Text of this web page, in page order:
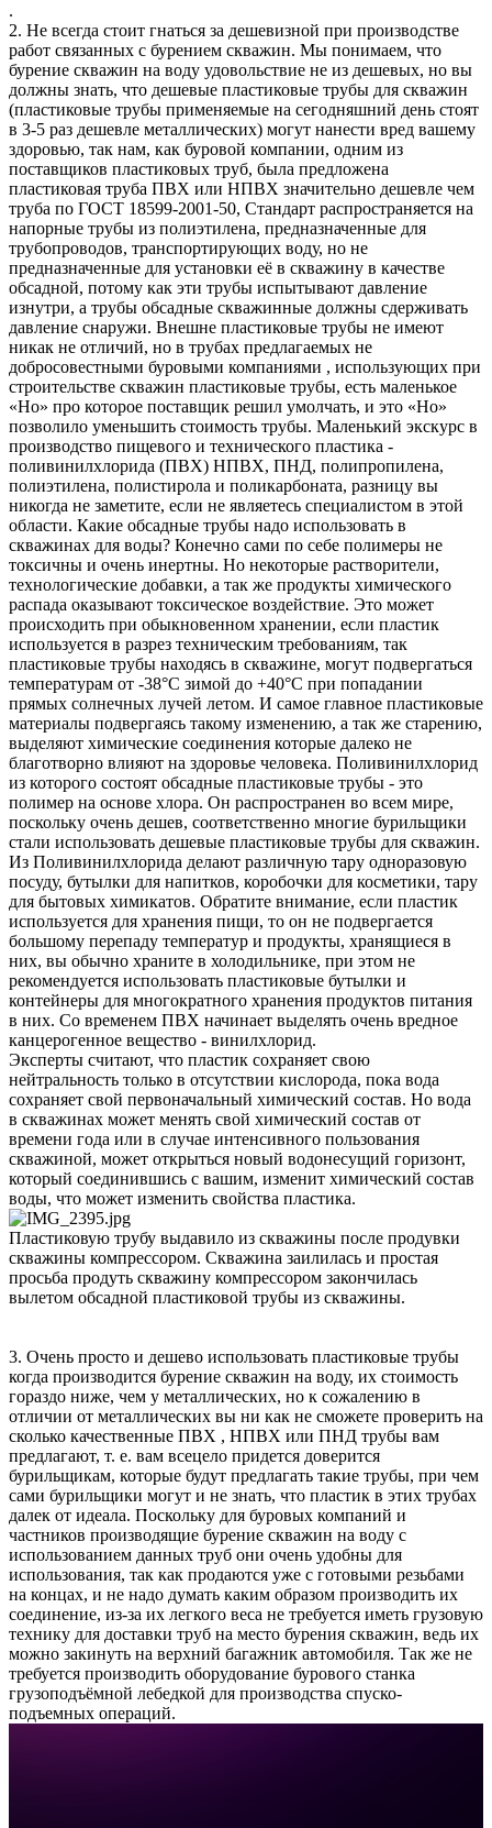
.
2. Не всегда стоит гнаться за дешевизной при производстве
работ связанных с бурением скважин. Мы понимаем, что
бурение скважин на воду удовольствие не из дешевых, но вы
должны знать, что дешевые пластиковые трубы для скважин
(пластиковые трубы применяемые на сегодняшний день стоят
в 3-5 раз дешевле металлических) могут нанести вред вашему
здоровью, так нам, как буровой компании, одним из
поставщиков пластиковых труб, была предложена
пластиковая труба ПВХ или НПВХ значительно дешевле чем
труба по ГОСТ 18599-2001-50, Стандарт распространяется на
напорные трубы из полиэтилена, предназначенные для
трубопроводов, транспортирующих воду, но не
предназначенные для установки её в скважину в качестве
обсадной, потому как эти трубы испытывают давление
изнутри, а трубы обсадные скважинные должны сдерживать
давление снаружи. Внешне пластиковые трубы не имеют
никак не отличий, но в трубах предлагаемых не
добросовестными буровыми компаниями , использующих при
строительстве скважин пластиковые трубы, есть маленькое
«Но» про которое поставщик решил умолчать, и это «Но»
позволило уменьшить стоимость трубы. Маленький экскурс в
производство пищевого и технического пластика -
поливинилхлорида (ПВХ) НПВХ, ПНД, полипропилена,
полиэтилена, полистирола и поликарбоната, разницу вы
никогда не заметите, если не являетесь специалистом в этой
области. Какие обсадные трубы надо использовать в
скважинах для воды? Конечно сами по себе полимеры не
токсичны и очень инертны. Но некоторые растворители,
технологические добавки, а так же продукты химического
распада оказывают токсическое воздействие. Это может
происходить при обыкновенном хранении, если пластик
используется в разрез техническим требованиям, так
пластиковые трубы находясь в скважине, могут подвергаться
температурам от -38°C зимой до +40°C при попадании
прямых солнечных лучей летом. И самое главное пластиковые
материалы подвергаясь такому изменению, а так же старению,
выделяют химические соединения которые далеко не
благотворно влияют на здоровье человека. Поливинилхлорид
из которого состоят обсадные пластиковые трубы - это
полимер на основе хлора. Он распространен во всем мире,
поскольку очень дешев, соответственно многие бурильщики
стали использовать дешевые пластиковые трубы для скважин.
Из Поливинилхлорида делают различную тару одноразовую
посуду, бутылки для напитков, коробочки для косметики, тару
для бытовых химикатов. Обратите внимание, если пластик
используется для хранения пищи, то он не подвергается
большому перепаду температур и продукты, хранящиеся в
них, вы обычно храните в холодильнике, при этом не
рекомендуется использовать пластиковые бутылки и
контейнеры для многократного хранения продуктов питания
в них. Со временем ПВХ начинает выделять очень вредное
канцерогенное вещество - винилхлорид.
Эксперты считают, что пластик сохраняет свою
нейтральность только в отсутствии кислорода, пока вода
сохраняет свой первоначальный химический состав. Но вода
в скважинах может менять свой химический состав от
времени года или в случае интенсивного пользования
скважиной, может открыться новый водонесущий горизонт,
который соединившись с вашим, изменит химический состав
воды, что может изменить свойства пластика.
Пластиковую трубу выдавило из скважины после продувки
скважины компрессором. Скважина заилилась и простая
просьба продуть скважину компрессором закончилась
вылетом обсадной пластиковой трубы из скважины.
3. Очень просто и дешево использовать пластиковые трубы
когда производится бурение скважин на воду, их стоимость
гораздо ниже, чем у металлических, но к сожалению в
отличии от металлических вы ни как не сможете проверить на
сколько качественные ПВХ , НПВХ или ПНД трубы вам
предлагают, т. е. вам всецело придется доверится
бурильщикам, которые будут предлагать такие трубы, при чем
сами бурильщики могут и не знать, что пластик в этих трубах
далек от идеала. Поскольку для буровых компаний и
частников производящие бурение скважин на воду с
использованием данных труб они очень удобны для
использования, так как продаются уже с готовыми резьбами
на концах, и не надо думать каким образом производить их
соединение, из-за их легкого веса не требуется иметь грузовую
технику для доставки труб на место бурения скважин, ведь их
можно закинуть на верхний багажник автомобиля. Так же не
требуется производить оборудование бурового станка
грузоподъёмной лебедкой для производства спуско-
подъемных операций.